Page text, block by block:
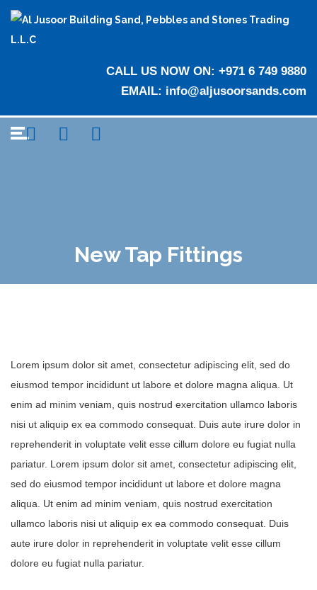
CALL US NOW ON: +971 6 749 9880
EMAIL: info@aljusoorsands.com
New Tap Fittings
Lorem ipsum dolor sit amet, consectetur adipiscing elit, sed do
eiusmod tempor incididunt ut labore et dolore magna aliqua. Ut
enim ad minim veniam, quis nostrud exercitation ullamco laboris
nisi ut aliquip ex ea commodo consequat. Duis aute irure dolor in
reprehenderit in voluptate velit esse cillum dolore eu fugiat nulla
pariatur. Lorem ipsum dolor sit amet, consectetur adipiscing elit,
sed do eiusmod tempor incididunt ut labore et dolore magna
aliqua. Ut enim ad minim veniam, quis nostrud exercitation
ullamco laboris nisi ut aliquip ex ea commodo consequat. Duis
aute irure dolor in reprehenderit in voluptate velit esse cillum
dolore eu fugiat nulla pariatur.